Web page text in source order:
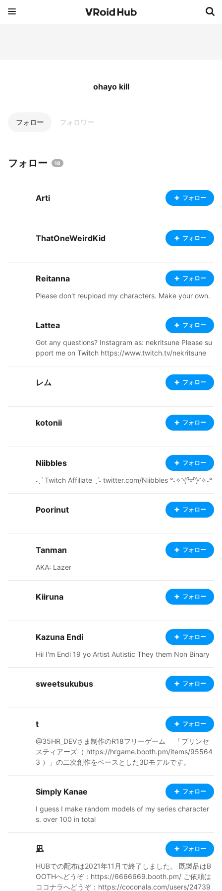
ohayo kill
フォロー フォロワー
フォロー 18
Arti フォロー
ThatOneWeirdKid フォロー
Reitanna フォロー
Please don't reupload my characters. Make your own.
Lattea フォロー
Got any questions? Instagram as: nekritsune Please su
pport me on Twitch https://www.twitch.tv/nekritsune
レム フォロー
kotonii フォロー
Niibbles フォロー
˗ˏˋ Twitch Affiliate ˎˊ˗ twitter.com/Niibbles °˖✧◝(⁰▿⁰)◜✧˖°
Poorinut フォロー
Tanman フォロー
AKA: Lazer
Kiiruna フォロー
Kazuna Endi フォロー
Hii I'm Endi 19 yo Artist Autistic They them Non Binary
sweetsukubus フォロー
t フォロー
@35HR_DEVさま制作のR18フリーゲーム 「プリンセ
スティアーズ（ https://hrgame.booth.pm/items/95564
3 ）」の二次創作をベースとした3Dモデルです。
Simply Kanae フォロー
I guess I make random models of my series character
s. over 100 in total
凪 フォロー
HUBでの配布は2021年11月で終了しました。 既製品はB
OOTHへどうぞ：https://6666669.booth.pm/ ご依頼は
ココナラへどうぞ：https://coconala.com/users/24739